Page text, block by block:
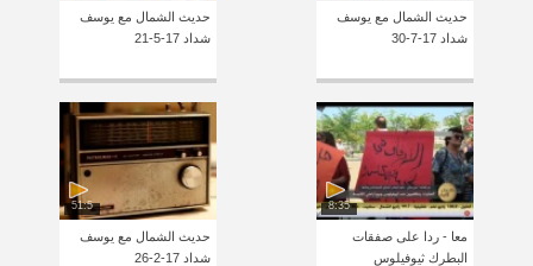
حديث الشمال مع يوسف
شداد 17-7-30
حديث الشمال مع يوسف
شداد 17-5-21
8:35
معا - ردا على صفقات
البطرك ثيوفيلوس
51:5
حديث الشمال مع يوسف
شداد 17-2-26